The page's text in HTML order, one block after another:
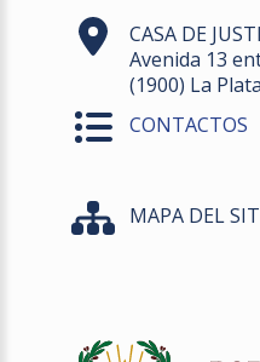
CASA DE
Avenida 13
(1900) La
CONTACTOS
MAPA DEL